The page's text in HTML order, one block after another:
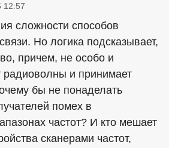
12:57
сложности способов
Но логика подсказывает,
причем, не особо и
радиоволны и принимает
бы не понаделать
помех в
частот? И кто мешает
сканерами частот,